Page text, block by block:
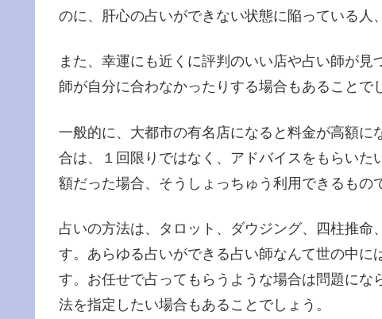
のに、肝心の占いができない状態に陥っている人
また、幸運にも近くに評判のいい店や占い師が
師が自分に合わなかったりする場合もあることで
一般的に、大都市の有名店になると料金が高額
合は、１回限りではなく、アドバイスをもらい
額だった場合、そうしょっちゅう利用できるもの
占いの方法は、タロット、ダウジング、四柱推
す。あらゆる占いができる占い師なんて世の中に
す。お任せで占ってもらうような場合は問題に
法を指定したい場合もあることでしょう。